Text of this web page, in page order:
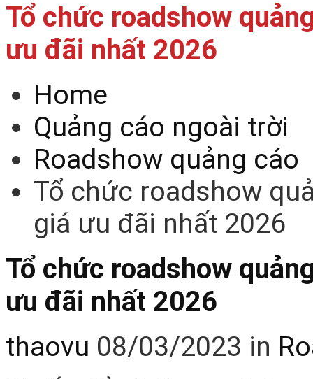
Tổ chức roadshow
ưu đãi nhất 2026
Home
Quảng cáo ngoài trời
Roadshow quảng cáo
Tổ chức roadshow
giá ưu đãi nhất 2026
Tổ chức roadshow
ưu đãi nhất 2026
thaovu 08/03/2023 in